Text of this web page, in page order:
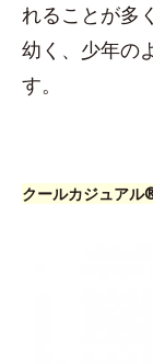
れることが多
幼く、少年の
す。
クールカジュアル